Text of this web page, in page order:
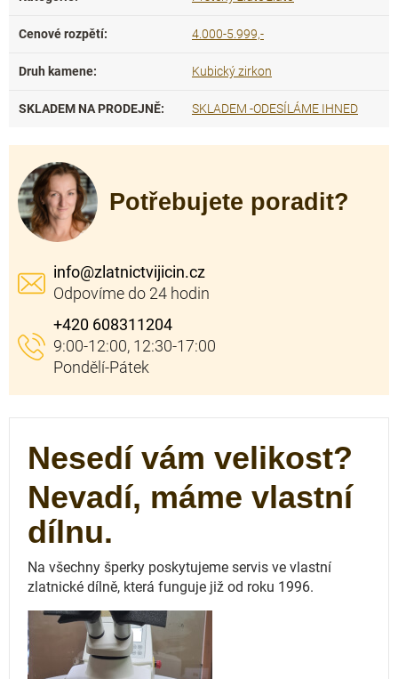
Cenové rozpětí: 4.000-5.999,-
Druh kamene: Kubický zirkon
SKLADEM NA PRODEJNĚ: SKLADEM -ODESÍLÁME IHNED
Potřebujete poradit?
info@zlatnictvijicin.cz
+420 608311204
Nesedí vám velikost?
Nevadí, máme vlastní
dílnu.
Na všechny šperky poskytujeme servis ve vlastní
zlatnické dílně, která funguje již od roku 1996.